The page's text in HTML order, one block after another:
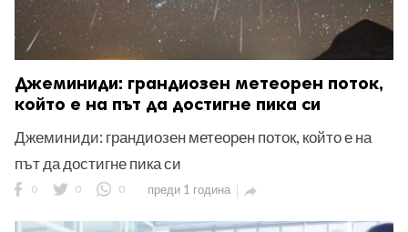
Джеминиди: грандиозен метеорен поток,
който е на път да достигне пика си
Джеминиди: грандиозен метеорен поток, който е на
път да достигне пика си
0 0 0 преди 1 година 